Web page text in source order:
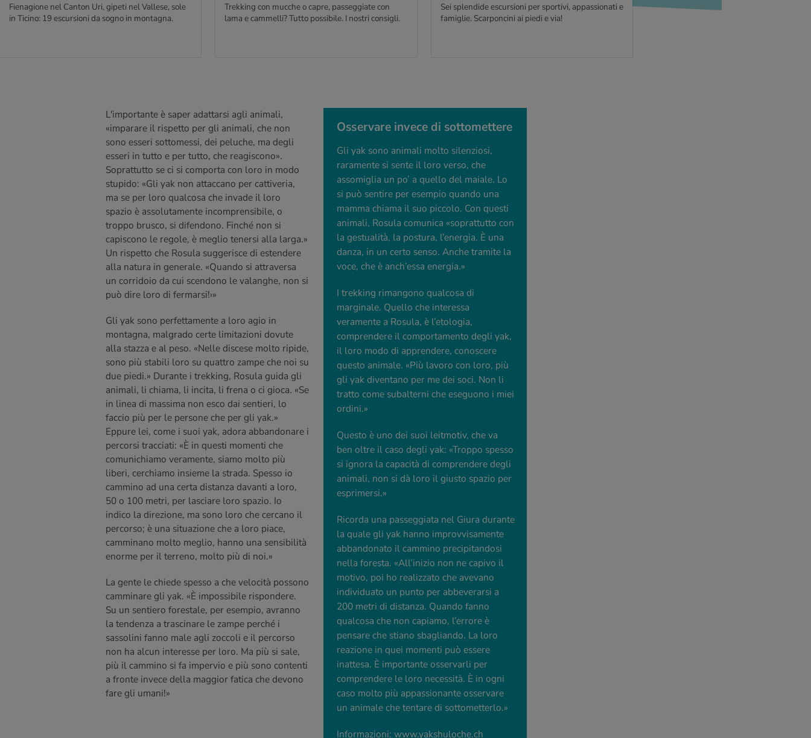
Fienagione nel Canton Uri, gipeti nel Vallese, sole
in Ticino: 19 escursioni da sogno in montagna.
Trekking con mucche o capre, passeggiate con
lama e cammelli? Tutto possibile. I nostri consigli.
Sei splendide escursioni per sportivi, appassionati e
famiglie. Scarponcini ai piedi e via!
Osservare invece di sottomettere
Gli yak sono animali molto silenziosi,
raramente si sente il loro verso, che
assomiglia un po’ a quello del maiale. Lo
si può sentire per esempio quando una
mamma chiama il suo piccolo. Con questi
animali, Rosula comunica «soprattutto con
la gestualità, la postura, l’energia. È una
danza, in un certo senso. Anche tramite la
voce, che è anch’essa energia.»
I trekking rimangono qualcosa di
marginale. Quello che interessa
veramente a Rosula, è l’etologia,
comprendere il comportamento degli yak,
il loro modo di apprendere, conoscere
questo animale. «Più lavoro con loro, più
gli yak diventano per me dei soci. Non li
tratto come subalterni che eseguono i miei
ordini.»
Questo è uno dei suoi leitmotiv, che va
ben oltre il caso degli yak: «Troppo spesso
si ignora la capacità di comprendere degli
animali, non si dà loro il giusto spazio per
esprimersi.»
Ricorda una passeggiata nel Giura durante
la quale gli yak hanno improvvisamente
abbandonato il cammino precipitandosi
nella foresta. «All’inizio non ne capivo il
motivo, poi ho realizzato che avevano
individuato un punto per abbeverarsi a
200 metri di distanza. Quando fanno
qualcosa che non capiamo, l’errore è
pensare che stiano sbagliando. La loro
reazione in quei momenti può essere
inattesa. È importante osservarli per
comprendere le loro necessità. È in ogni
caso molto più appassionante osservare
un animale che tentare di sottometterlo.»
Informazioni: www.yakshuloche.ch
L'importante è saper adattarsi agli animali,
«imparare il rispetto per gli animali, che non
sono esseri sottomessi, dei peluche, ma degli
esseri in tutto e per tutto, che reagiscono».
Soprattutto se ci si comporta con loro in modo
stupido: «Gli yak non attaccano per cattiveria,
ma se per loro qualcosa che invade il loro
spazio è assolutamente incomprensibile, o
troppo brusco, si difendono. Finché non si
capiscono le regole, è meglio tenersi alla larga.»
Un rispetto che Rosula suggerisce di estendere
alla natura in generale. «Quando si attraversa
un corridoio da cui scendono le valanghe, non si
può dire loro di fermarsi!›»
Gli yak sono perfettamente a loro agio in
montagna, malgrado certe limitazioni dovute
alla stazza e al peso. «Nelle discese molto ripide,
sono più stabili loro su quattro zampe che noi su
due piedi.» Durante i trekking, Rosula guida gli
animali, li chiama, li incita, li frena o ci gioca. «Se
in linea di massima non esco dai sentieri, lo
faccio più per le persone che per gli yak.»
Eppure lei, come i suoi yak, adora abbandonare i
percorsi tracciati: «È in questi momenti che
comunichiamo veramente, siamo molto più
liberi, cerchiamo insieme la strada. Spesso io
cammino ad una certa distanza davanti a loro,
50 o 100 metri, per lasciare loro spazio. Io
indico la direzione, ma sono loro che cercano il
percorso; è una situazione che a loro piace,
camminano molto meglio, hanno una sensibilità
enorme per il terreno, molto più di noi.»
La gente le chiede spesso a che velocità possono
camminare gli yak. «È impossibile rispondere.
Su un sentiero forestale, per esempio, avranno
la tendenza a trascinare le zampe perché i
sassolini fanno male agli zoccoli e il percorso
non ha alcun interesse per loro. Ma più si sale,
più il cammino si fa impervio e più sono contenti
a fronte invece della maggior fatica che devono
fare gli umani!»